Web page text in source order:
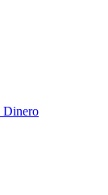
Dinero